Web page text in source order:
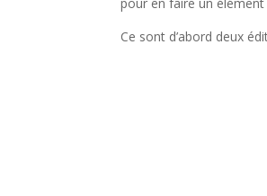
Ce sont d’abord deux